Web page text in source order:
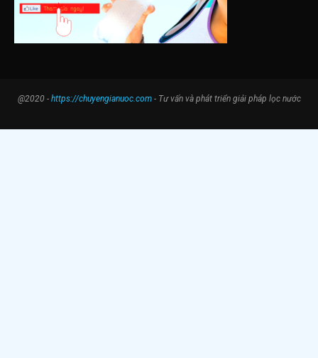
@2020 - https://chuyengianuoc.com- Tư vấn và phát triển giải pháp lọc nước